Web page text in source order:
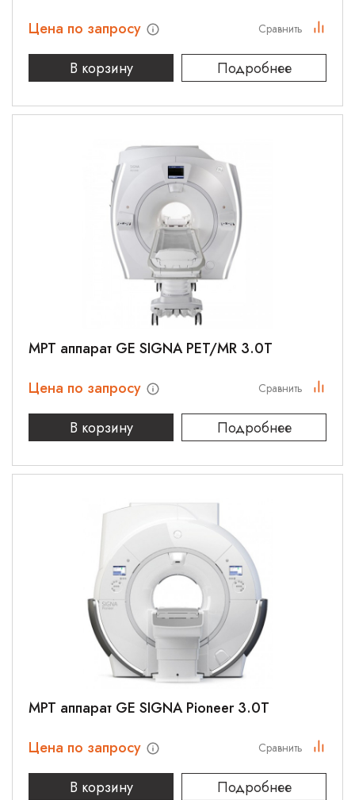
Цена по запросу
В корзину
Подробнее
Сравнить
МРТ аппарат GE SIGNA PET/MR 3.0T
Цена по запросу
В корзину
Подробнее
Сравнить
МРТ аппарат GE SIGNA Pioneer 3.0T
Цена по запросу
В корзину
Подробнее
Сравнить